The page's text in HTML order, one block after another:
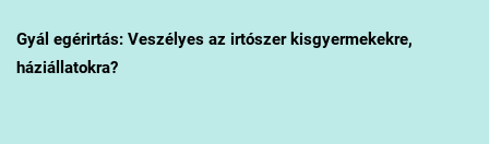
Gyál egérirtás: Veszélyes az irtószer kisgyermekekre,
háziállatokra?